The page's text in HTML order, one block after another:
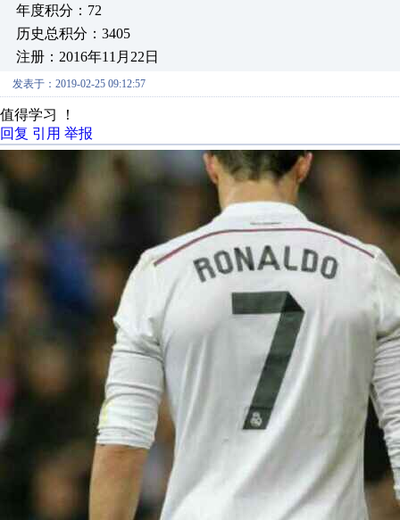
年度积分：72
历史总积分：3405
注册：2016年11月22日
发表于：2019-02-25 09:12:57
值得学习 ！
回复 引用 举报